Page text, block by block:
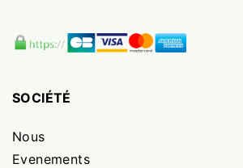
SOCIÉTÉ
Nous
Evenements